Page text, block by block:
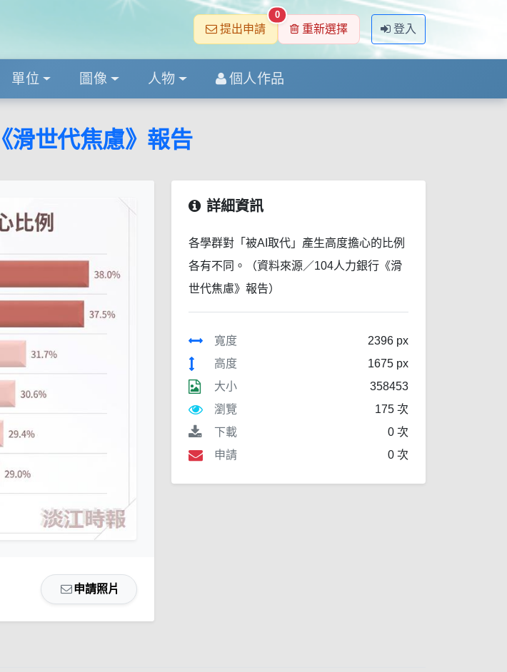
提出申請
0
重新選擇 登入
單位 圖像 人物 個人作品
滑世代焦慮》報告
申請照片
詳細資訊
各學群對「被AI取代」產生高度擔心的比例
各有不同。（資料來源／104人力銀行《滑
世代焦慮》報告）
寬度
2396 px
高度
1675 px
大小
358453
瀏覽
175 次
下載
0 次
申請
0 次